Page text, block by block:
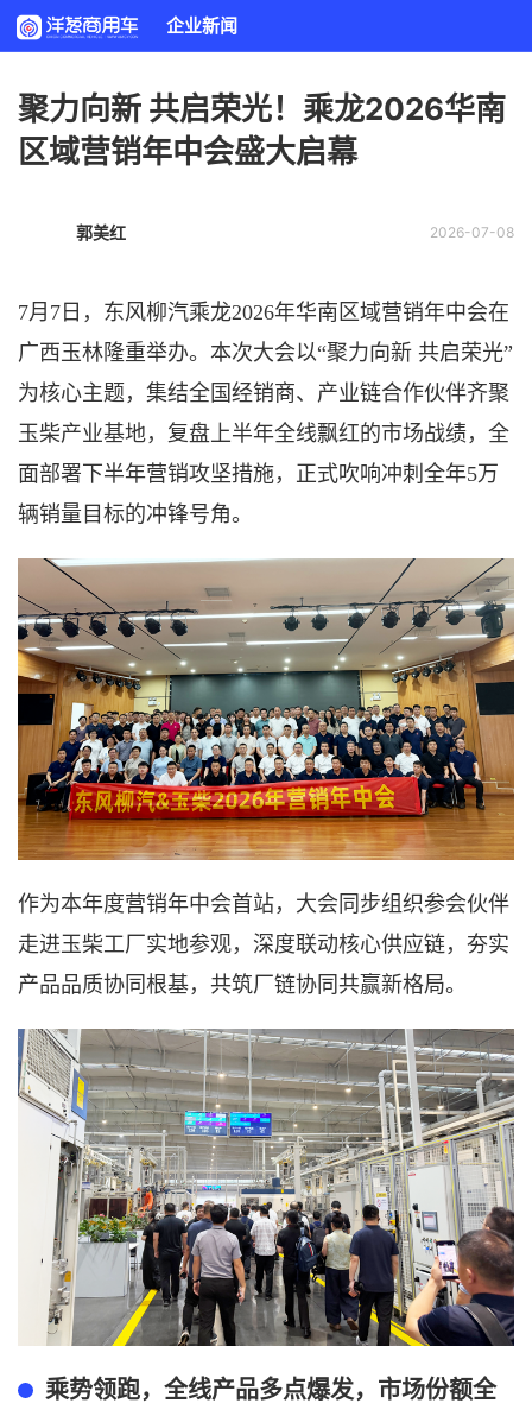
企业新闻
聚力向新 共启荣光！乘龙2026华南
区域营销年中会盛大启幕
2026-07-08
郭美红
7月7日，东风柳汽乘龙2026年华南区域营销年中会在
广西玉林隆重举办。本次大会以“聚力向新 共启荣光”
为核心主题，集结全国经销商、产业链合作伙伴齐聚
玉柴产业基地，复盘上半年全线飘红的市场战绩，全
面部署下半年营销攻坚措施，正式吹响冲刺全年5万
辆销量目标的冲锋号角。
作为本年度营销年中会首站，大会同步组织参会伙伴
走进玉柴工厂实地参观，深度联动核心供应链，夯实
产品品质协同根基，共筑厂链协同共赢新格局。
乘势领跑，全线产品多点爆发，市场份额全